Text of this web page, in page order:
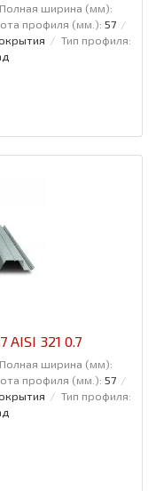
Полная ширина (мм):
профиля (мм.): 57
Тип профиля:
321 0.7
Полная ширина (мм):
профиля (мм.): 57
Тип профиля: